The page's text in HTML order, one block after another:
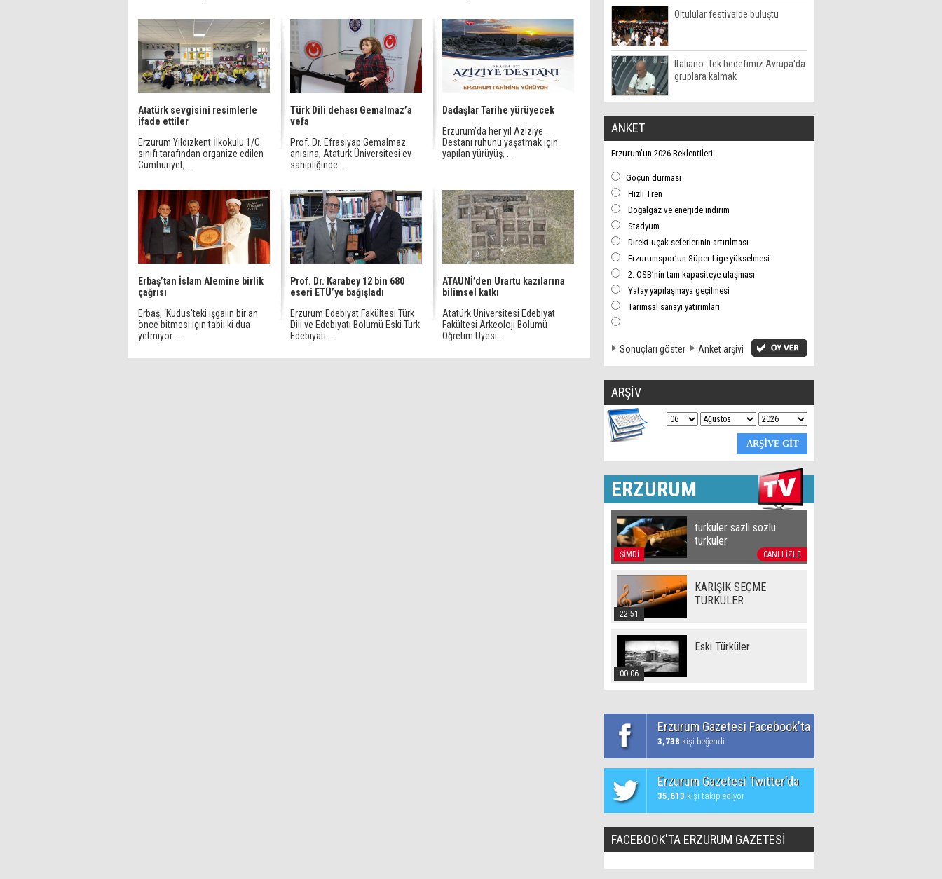
Atatürk sevgisini resimlerle
ifade ettiler
Erzurum Yıldızkent İlkokulu 1/C
sınıfı tarafından organize edilen
Cumhuriyet, ...
Türk Dili dehası Gemalmaz’a
vefa
Prof. Dr. Efrasiyap Gemalmaz
anısına, Atatürk Üniversitesi ev
sahipliğinde ...
Dadaşlar Tarihe yürüyecek
Erzurum’da her yıl Aziziye
Destanı ruhunu yaşatmak için
yapılan yürüyüş, ...
Erbaş’tan İslam Alemine birlik
çağrısı
Erbaş, ‘Kudüs'teki işgalin bir an
önce bitmesi için tabii ki dua
yetmiyor. ...
Prof. Dr. Karabey 12 bin 680
eseri ETÜ’ye bağışladı
Erzurum Edebiyat Fakültesi Türk
Dili ve Edebiyatı Bölümü Eski Türk
Edebiyatı ...
ATAUNİ’den Urartu kazılarına
bilimsel katkı
Atatürk Üniversitesi Edebiyat
Fakültesi Arkeoloji Bölümü
Öğretim Üyesi ...
Oltulular festivalde buluştu
Italiano: Tek hedefimiz Avrupa'da
gruplara kalmak
ANKET
Erzurum’un 2026 Beklentileri:
Göçün durması
Hızlı Tren
Doğalgaz ve enerjide indirim
Stadyum
Direkt uçak seferlerinin artırılması
Erzurumspor’un Süper Lige yükselmesi
2. OSB’nin tam kapasiteye ulaşması
Yatay yapılaşmaya geçilmesi
Tarımsal sanayi yatırımları
Sonuçları göster Anket arşivi
ARŞİV
ERZURUM
ŞİMDİ CANLI İZLE
turkuler sazli sozlu
turkuler
22:51
KARIŞIK SEÇME
TÜRKÜLER
00:06
Eski Türküler
Erzurum Gazetesi Facebook'ta
3,738 kişi beğendi
Erzurum Gazetesi Twitter'da
35,613 kişi takip ediyor
FACEBOOK'TA ERZURUM GAZETESİ